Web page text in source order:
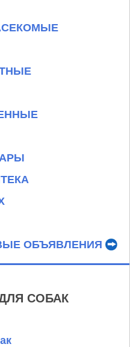
ОБЪЯВЛЕНИЯ
СОБАК